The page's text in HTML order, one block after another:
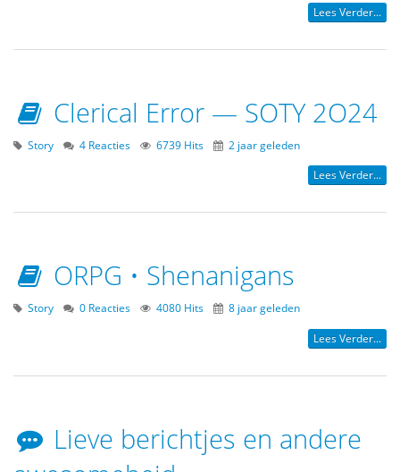
Lees Verder...
Clerical Error — SOTY 2O24
Story 4 Reacties 6739 Hits 2 jaar geleden
Lees Verder...
ORPG • Shenanigans
Story 0 Reacties 4080 Hits 8 jaar geleden
Lees Verder...
Lieve berichtjes en andere